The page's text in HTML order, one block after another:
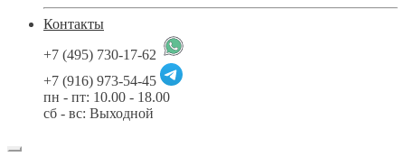
Контакты
+7 (495) 730-17-62
+7 (916) 973-54-45
пн - пт: 10.00 - 18.00
сб - вс: Выходной